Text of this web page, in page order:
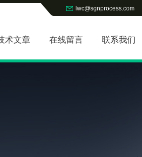
lwc@sgnprocess.com
术文章 在线留言 联系我们